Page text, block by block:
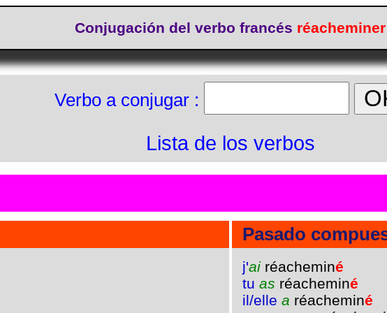
Conjugación del verbo francés réacheminer
Verbo a conjugar :
Lista de los verbos
Pasado
j'ai réacheminé
tu as réacheminé
il/elle a réacheminé